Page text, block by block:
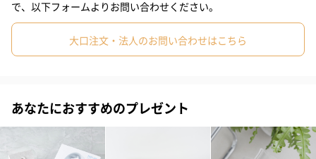
産祝いにもおすすめです。ポカポカと温かさが持続するので、冷
えなどの不調を抱えているママへも贈ってあげたいギフトです。
「HAA for bath」は医薬部外品の入浴剤です。有効成分の働き
で、以下の諸症状に対する効能が認められています。寒くなって
#小学生低学年の女の子 #小学生高学年の女の子 #男子中学生
#女友達 #男友達 #男性 #女性
#祖母 #上司男性 #同僚女性
で、以下フォームよりお問い合わせください。
大口注文・法人のお問い合わせはこちら
あなたにおすすめのプレゼント